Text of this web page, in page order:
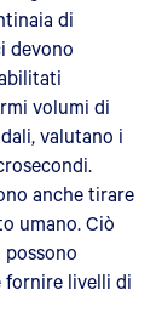
di
devono
volumi di
valutano i
anche tirare
umano. Ciò
fornire livelli di